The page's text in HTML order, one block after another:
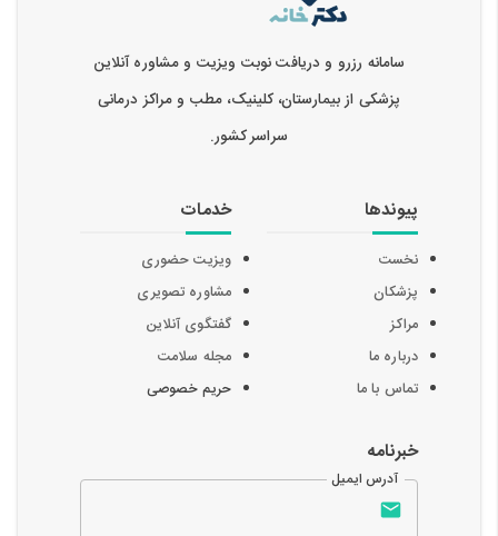
سامانه رزرو و دریافت نوبت ویزیت و مشاوره آنلاین
پزشکی از بیمارستان، کلینیک، مطب و مراکز درمانی
سراسر کشور.
پیوندها
نخست
پزشکان
مراکز
درباره ما
تماس با ما
خدمات
ویزیت حضوری
مشاوره تصویری
گفتگوی آنلاین
مجله سلامت
حریم خصوصی
خبرنامه
آدرس ایمیل